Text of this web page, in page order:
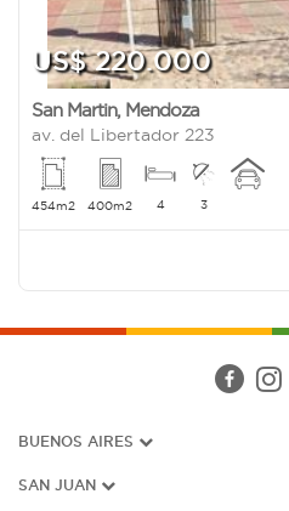
US$ 220.000
San Martin, Mendoza
av. del Libertador 223
454m2 400m2 4 3
BUENOS AIRES
SAN JUAN